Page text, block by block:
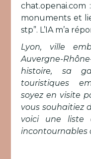
chat.openai.com
monuments et
stp”. L’IA m’a
Lyon, ville
Auvergne-
histoire, sa
touristiques
soyez en visite
vous souhaitiez
voici une liste
incontournables